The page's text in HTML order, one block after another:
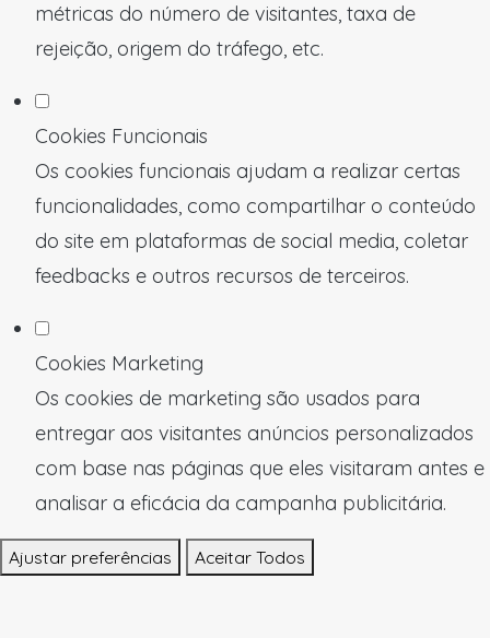
métricas do número de visitantes, taxa de
rejeição, origem do tráfego, etc.
Cookies Funcionais
Os cookies funcionais ajudam a realizar certas
funcionalidades, como compartilhar o conteúdo
do site em plataformas de social media, coletar
feedbacks e outros recursos de terceiros.
Cookies Marketing
Os cookies de marketing são usados para
entregar aos visitantes anúncios personalizados
com base nas páginas que eles visitaram antes e
analisar a eficácia da campanha publicitária.
Ajustar preferências Aceitar Todos